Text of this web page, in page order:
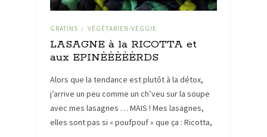
GRATINS / VÉGÉTARIEN-VEGGIE
LASAGNE à la RICOTTA et
aux EPINÈÈÈÈÈRDS
Alors que la tendance est plutôt à la détox,
j’arrive un peu comme un ch’veu sur la soupe
avec mes lasagnes … MAIS ! Mes lasagnes,
elles sont pas si « poufpouf » que ça : Ricotta,